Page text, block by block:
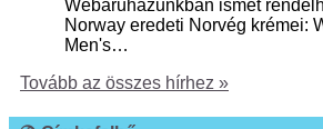
Webáruházunkban ismét
Norway eredeti Norvég krémei:
Men's…
Tovább az összes hírhez »